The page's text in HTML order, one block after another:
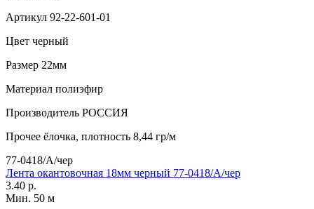
Артикул 92-22-601-01
Цвет черный
Размер 22мм
Материал полиэфир
Производитель РОССИЯ
Прочее ёлочка, плотность 8,44 гр/м
77-0418/А/чер
Лента окантовочная 18мм черный 77-0418/А/чер
3.40 р.
Мин. 50 м